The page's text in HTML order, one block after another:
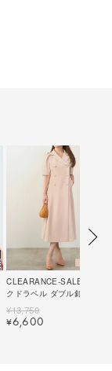
CLEARANCE-SALE ピー
クドラペル ダブル釦 ワンピ
ース Liala×PG 全3色｜
lpg321-2107【1】
¥13,750
¥6,600